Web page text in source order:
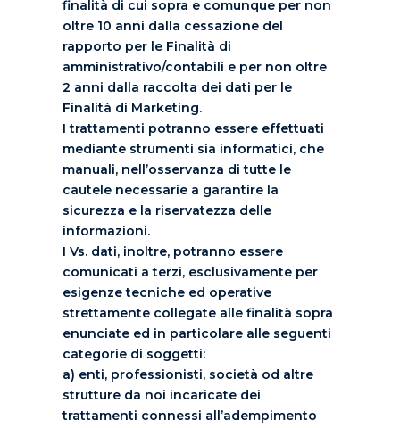
finalità di cui sopra e comunque per non
oltre 10 anni dalla cessazione del
rapporto per le Finalità di
amministrativo/contabili e per non oltre
2 anni dalla raccolta dei dati per le
Finalità di Marketing.
I trattamenti potranno essere effettuati
mediante strumenti sia informatici, che
manuali, nell’osservanza di tutte le
cautele necessarie a garantire la
sicurezza e la riservatezza delle
informazioni.
I Vs. dati, inoltre, potranno essere
comunicati a terzi, esclusivamente per
esigenze tecniche ed operative
strettamente collegate alle finalità sopra
enunciate ed in particolare alle seguenti
categorie di soggetti:
a) enti, professionisti, società od altre
strutture da noi incaricate dei
trattamenti connessi all’adempimento